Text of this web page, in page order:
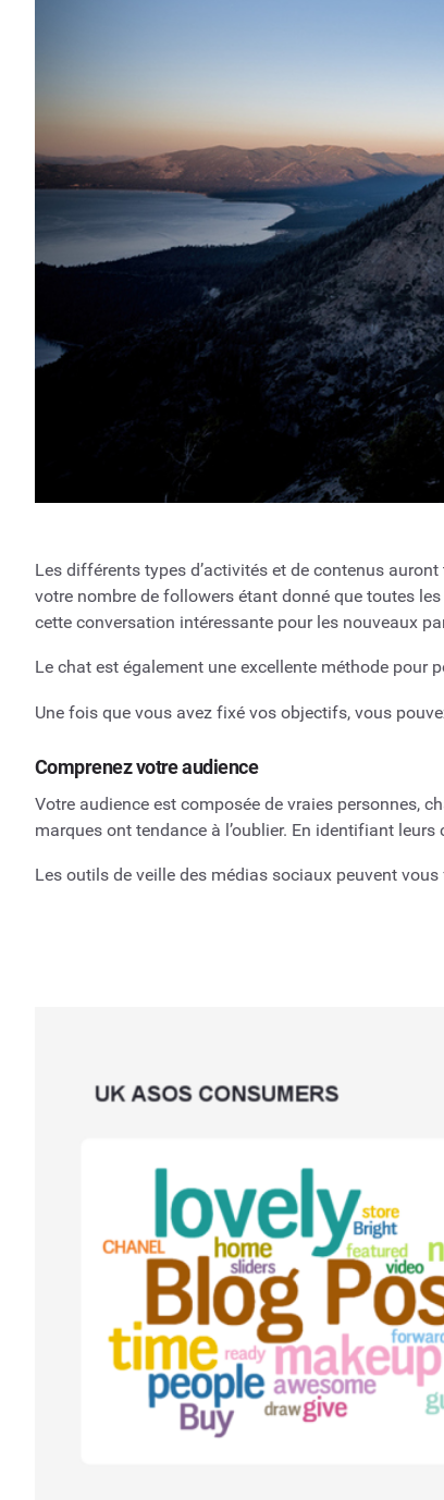
Les différents types d’activités et de contenus
votre nombre de followers étant donné que toutes
cette conversation intéressante pour les nouveaux
Le chat est également une excellente méthode pour
Une fois que vous avez fixé vos objectifs, vous
Comprenez votre audience
Votre audience est composée de vraies personnes,
marques ont tendance à l’oublier. En identifiant
Les outils de veille des médias sociaux peuvent